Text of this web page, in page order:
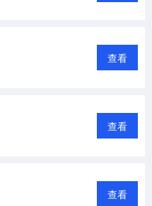
查看
查看
查看